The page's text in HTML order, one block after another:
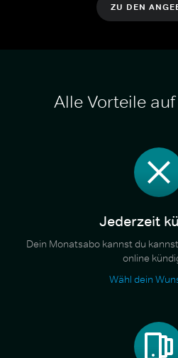
ZU DEN
Alle Vorteile
Jederzeit
Dein Monatsabo kannst du
online
Wähl dein